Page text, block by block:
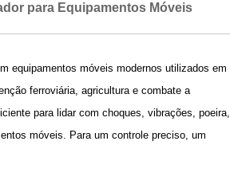
para Equipamentos Móveis
equipamentos móveis modernos utilizados em
ferroviária, agricultura e combate a
para lidar com choques, vibrações, poeira,
móveis. Para um controle preciso, um